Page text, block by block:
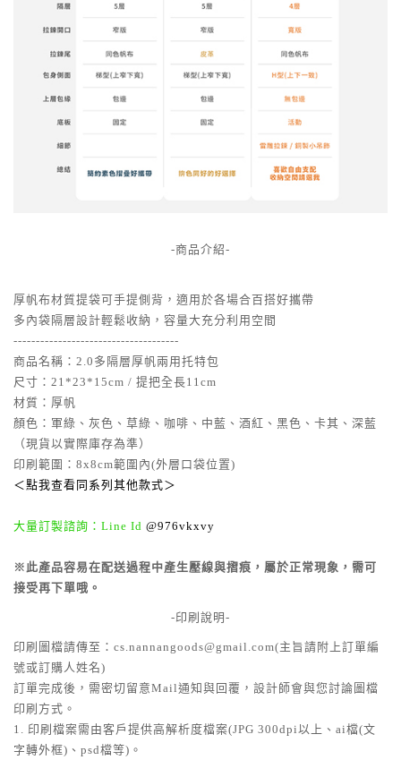
-商品介紹-
厚帆布材質提袋可手提側背，適用於各場合百搭好攜帶
多內袋隔層設計輕鬆收納，容量大充分利用空間
-------------------------------------
商品名稱：2.0多隔層厚帆兩用托特包
尺寸：21*23*15cm / 提把全長11cm
材質：厚帆
顏色：軍綠、灰色、草綠、咖啡、中藍、酒紅、黑色、卡其、深藍
（現貨以實際庫存為準）
印刷範圍：8x8cm範圍內(外層口袋位置)
＜點我查看同系列其他款式＞
大量訂製諮詢：Line Id @976vkxvy
※此產品容易在配送過程中產生壓線與摺痕，屬於正常現象，需可
接受再下單哦。
-印刷說明-
印刷圖檔請傳至：cs.nannangoods@gmail.com(主旨請附上訂單編
號或訂購人姓名)
訂單完成後，需密切留意Mail通知與回覆，設計師會與您討論圖檔
印刷方式。
1. 印刷檔案需由客戶提供高解析度檔案(JPG 300dpi以上、ai檔(文
字轉外框)、psd檔等)。